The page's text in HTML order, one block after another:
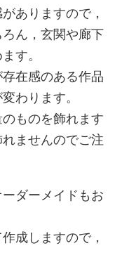
ありますので，
ん，玄関や廊下
す。
在感のある作品
わります。
ものを飾れます
ませんのでご注
ダーメイドもお
成しますので，